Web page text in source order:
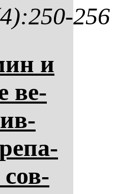
256
и
ве­
сов­